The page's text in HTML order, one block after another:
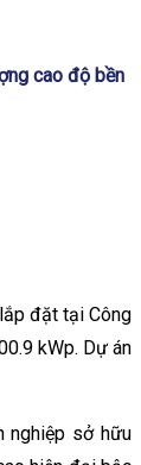
cao độ bền
đặt tại Công
kWp. Dự án
nghiệp sở hữu